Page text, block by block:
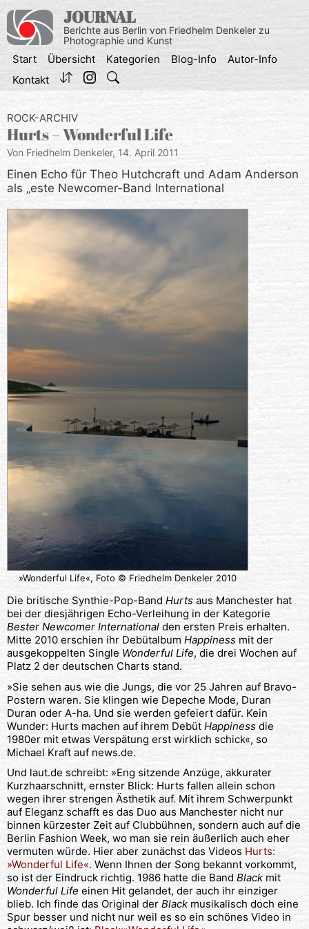
Inhalt
springen
JOURNAL
Berichte aus Berlin von Friedhelm Denkeler zu
Photographie und Kunst
Start Übersicht Kategorien Blog-Info
Autor-Info
Kontakt
ROCK-ARCHIV
Hurts – Wonderful Life
Von Friedhelm Denkeler, 14. April 2011
Einen Echo für Theo Hutchcraft und Adam Anderson
als „este Newcomer-Band International
»Wonderful Life«, Foto © Friedhelm Denkeler 2010
Die britische Synthie-Pop-Band Hurts aus Manchester hat
bei der diesjährigen Echo-Verleihung in der Kategorie
Bester Newcomer International den ersten Preis erhalten.
Mitte 2010 erschien ihr Debütalbum Happiness mit der
ausgekoppelten SingleWonderful Life, die drei Wochen auf
Platz 2 der deutschen Charts stand.
»Sie sehen aus wie die Jungs, die vor 25 Jahren auf Bravo-
Postern waren. Sie klingen wie Depeche Mode, Duran
Duran oder A-ha. Und sie werden gefeiert dafür. Kein
Wunder: Hurts machen auf ihrem Debüt Happiness die
1980er mit etwas Verspätung erst wirklich schick«, so
Michael Kraft auf news.de.
Und laut.de schreibt: »Eng sitzende Anzüge, akkurater
Kurzhaarschnitt, ernster Blick: Hurts fallen allein schon
wegen ihrer strengen Ästhetik auf. Mit ihrem Schwerpunkt
auf Eleganz schafft es das Duo aus Manchester nicht nur
binnen kürzester Zeit auf Clubbühnen, sondern auch auf die
Berlin Fashion Week, wo man sie rein äußerlich auch eher
vermuten würde. Hier aber zunächst das Videos Hurts:
»Wonderful Life«. Wenn Ihnen der Song bekannt vorkommt,
so ist der Eindruck richtig. 1986 hatte die Band Black mit
Wonderful Life einen Hit gelandet, der auch ihr einziger
blieb. Ich finde das Original der Black musikalisch doch eine
Spur besser und nicht nur weil es so ein schönes Video in